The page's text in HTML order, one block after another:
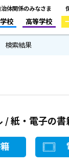
体関係のみなさま
校 高等学校
検索結果
/ 紙・電子の書